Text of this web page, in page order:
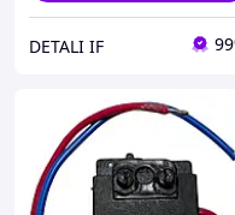
DETALI IF